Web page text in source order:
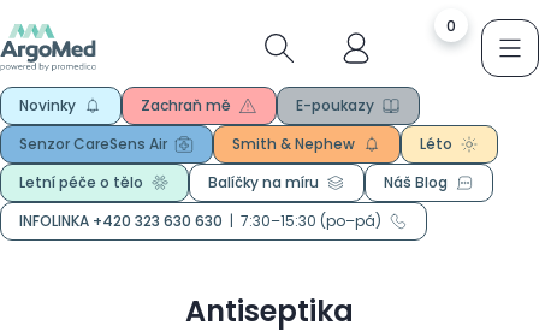
0
Novinky Zachraň mě
E-poukazy
Senzor CareSens Air
Smith & Nephew
Léto
Letní péče o tělo
Balíčky na míru
Náš Blog
INFOLINKA +420 323 630 630 | 7:30–15:30 (po–pá)
Antiseptika